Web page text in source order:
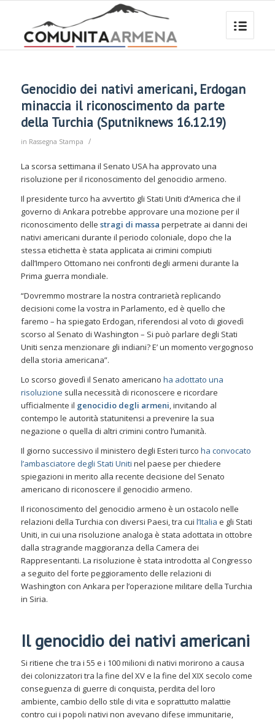
Genocidio dei nativi americani, Erdogan
minaccia il riconoscimento da parte
della Turchia (Sputniknews 16.12.19)
in Rassegna Stampa /
La scorsa settimana il Senato USA ha approvato una
risoluzione per il riconoscimento del genocidio armeno.
Il presidente turco ha avvertito gli Stati Uniti d’America che il
governo di Ankara potrebbe approvare una mozione per il
riconoscimento delle stragi di massa perpetrate ai danni dei
nativi americani durante il periodo coloniale, dopo che la
stessa etichetta è stata applicata ai crimini compiuti
dall’Impero Ottomano nei confronti degli armeni durante la
Prima guerra mondiale.
“Dovremmo mostrare la nostra contrarietà replicando
decisioni come la vostra in Parlamento, ed è quello che
faremo – ha spiegato Erdogan, riferendosi al voto di giovedì
scorso al Senato di Washington – Si può parlare degli Stati
Uniti senza menzionare gli indiani? E’ un momento vergognoso
della storia americana”.
Lo scorso giovedì il Senato americano ha adottato una
risoluzione sulla necessità di riconoscere e ricordare
ufficialmente il genocidio degli armeni, invitando al
contempo le autorità statunitensi a prevenire la sua
negazione o quella di altri crimini contro l’umanità.
Il giorno successivo il ministero degli Esteri turco ha convocato
l’ambasciatore degli Stati Uniti nel paese per chiedere
spiegazioni in merito alla recente decisione del Senato
americano di riconoscere il genocidio armeno.
Il riconoscimento del genocidio armeno è un ostacolo nelle
relazioni della Turchia con diversi Paesi, tra cui l’Italia e gli Stati
Uniti, in cui una risoluzione analoga è stata adottata in ottobre
dalla stragrande maggioranza della Camera dei
Rappresentanti. La risoluzione è stata introdotta al Congresso
a seguito del forte peggioramento delle relazioni di
Washington con Ankara per l’operazione militare della Turchia
in Siria.
Il genocidio dei nativi americani
Si ritiene che tra i 55 e i 100 milioni di nativi morirono a causa
dei colonizzatori tra la fine del XV e la fine del XIX secolo come
conseguenza di guerre di conquista, perdita del loro
ambiente, cambio dello stile di vita e soprattutto malattie
contro cui i popoli nativi non avevano difese immunitarie,